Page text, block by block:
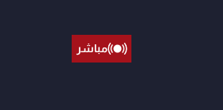
مباشر